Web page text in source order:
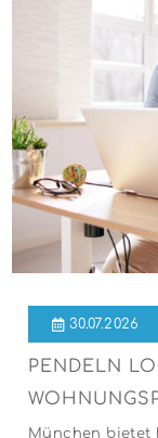
30.07.2026
PENDELN
München bietet